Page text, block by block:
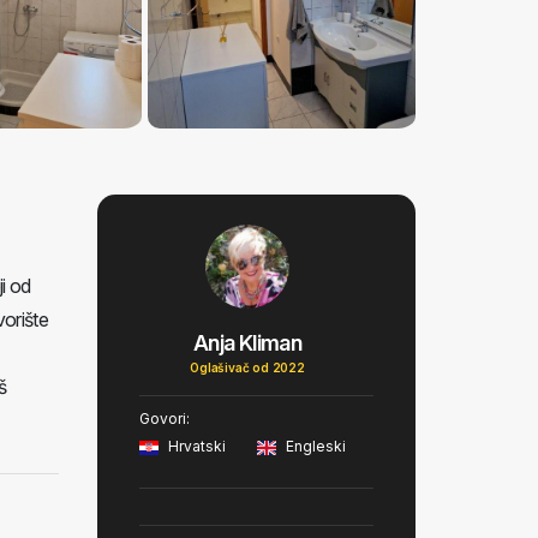
od
Anja Kliman
Oglašivač od 2022
Govori:
Hrvatski
Engleski